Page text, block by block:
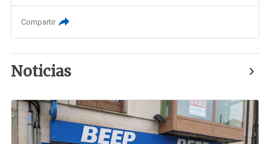
Compartir
Noticias